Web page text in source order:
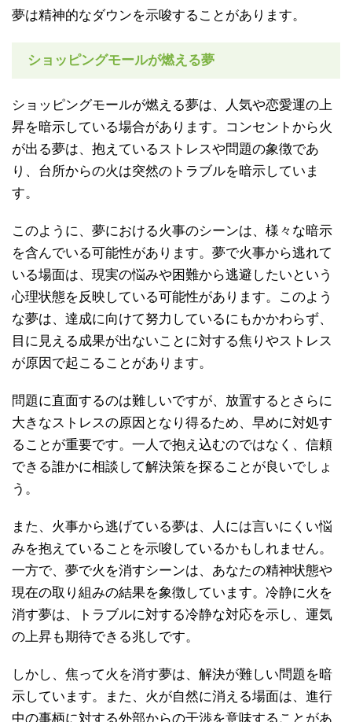
夢は精神的なダウンを示唆することがあります。
ショッピングモールが燃える夢
ショッピングモールが燃える夢は、人気や恋愛運の上
昇を暗示している場合があります。コンセントから火
が出る夢は、抱えているストレスや問題の象徴であ
り、台所からの火は突然のトラブルを暗示していま
す。
このように、夢における火事のシーンは、様々な暗示
を含んでいる可能性があります。夢で火事から逃れて
いる場面は、現実の悩みや困難から逃避したいという
心理状態を反映している可能性があります。このよう
な夢は、達成に向けて努力しているにもかかわらず、
目に見える成果が出ないことに対する焦りやストレス
が原因で起こることがあります。
問題に直面するのは難しいですが、放置するとさらに
大きなストレスの原因となり得るため、早めに対処す
ることが重要です。一人で抱え込むのではなく、信頼
できる誰かに相談して解決策を探ることが良いでしょ
う。
また、火事から逃げている夢は、人には言いにくい悩
みを抱えていることを示唆しているかもしれません。
一方で、夢で火を消すシーンは、あなたの精神状態や
現在の取り組みの結果を象徴しています。冷静に火を
消す夢は、トラブルに対する冷静な対応を示し、運気
の上昇も期待できる兆しです。
しかし、焦って火を消す夢は、解決が難しい問題を暗
示しています。また、火が自然に消える場面は、進行
中の事柄に対する外部からの干渉を意味することがあ